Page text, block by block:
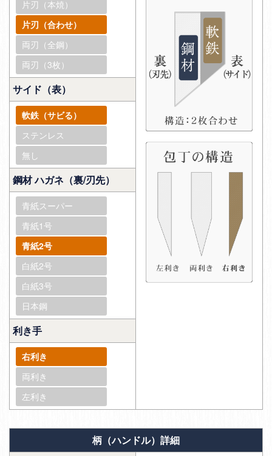
片刃（本焼）
片刃（合わせ）
両刃（全鋼）
両刃（3枚）
サイド（表）
軟鉄（サビる）
ステンレス
無し
鋼材 ハガネ（裏/刃先）
青紙スーパー
青紙1号
青紙2号
白紙2号
白紙3号
日本鋼
利き手
右利き
両利き
左利き
柄（ハンドル）詳細